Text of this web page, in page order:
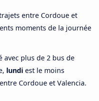
entre Cordoue et
moments de la journée
plus de 2 bus de
lundi est le moins
Cordoue et Valencia.